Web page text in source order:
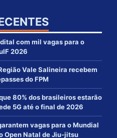
com mil vagas para o
2026
Vale Salineira recebem
do FPM
80% dos brasileiros estarão
5G até o final de 2026
vagas para o Mundial
Open Natal de Jiu-jitsu